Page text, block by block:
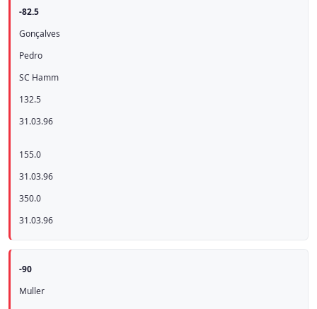
-82.5
Gonçalves
Pedro
SC Hamm
132.5
31.03.96
155.0
31.03.96
350.0
31.03.96
-90
Muller